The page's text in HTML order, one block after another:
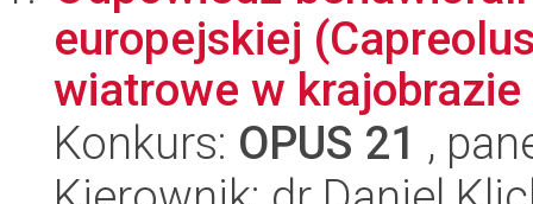
europejskiej
wiatrowe w
Konkurs: OPUS 21 ,